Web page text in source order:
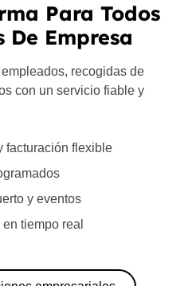
Para Todos
De Empresa
recogidas de
con un servicio fiable y
facturación flexible
y eventos
tiempo real